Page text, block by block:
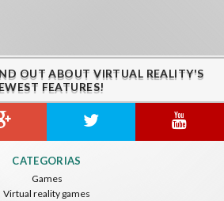
OUT ABOUT VIRTUAL REALITY'S
FEATURES!
CATEGORIAS
Games
Virtual reality games